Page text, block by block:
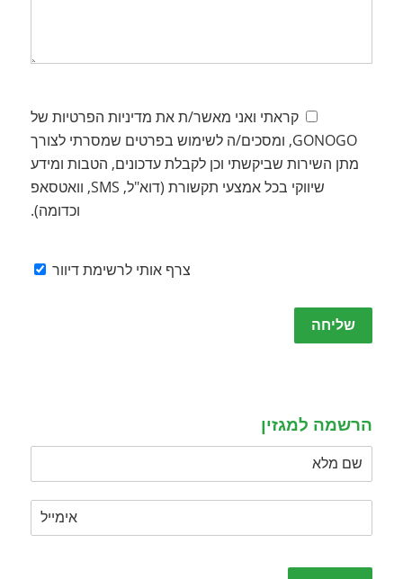
קראתי ואני מאשר/ת את מדיניות הפרטיות של
GONOGO, ומסכים/ה לשימוש בפרטים שמסרתי לצורך
מתן השירות שביקשתי וכן לקבלת עדכונים, הטבות ומידע
שיווקי בכל אמצעי תקשורת (דוא"ל, SMS, וואטסאפ
וכדומה).
צרף אותי לרשימת דיוור
Please
leave
הרשמה למגזין
Please